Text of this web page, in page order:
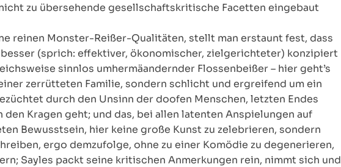
zu übersehende gesellschaftskritische Facetten eingebaut
reinen Monster-Reißer-Qualitäten, stellt man erstaunt fest, dass
(sprich: effektiver, ökonomischer, zielgerichteter) konzipiert
sinnlos umhermäandernder Flossenbeißer – hier geht’s
zerrütteten Familie, sondern schlicht und ergreifend um ein
durch den Unsinn der doofen Menschen, letzten Endes
den Kragen geht; und das, bei allen latenten Anspielungen auf
Bewusstsein, hier keine große Kunst zu zelebrieren, sondern
ergo demzufolge, ohne zu einer Komödie zu degenerieren,
Sayles packt seine kritischen Anmerkungen rein, nimmt sich und